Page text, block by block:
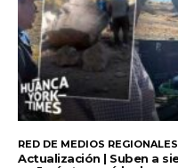
RED DE MEDIOS REGIONALES
Actualización | Suben a